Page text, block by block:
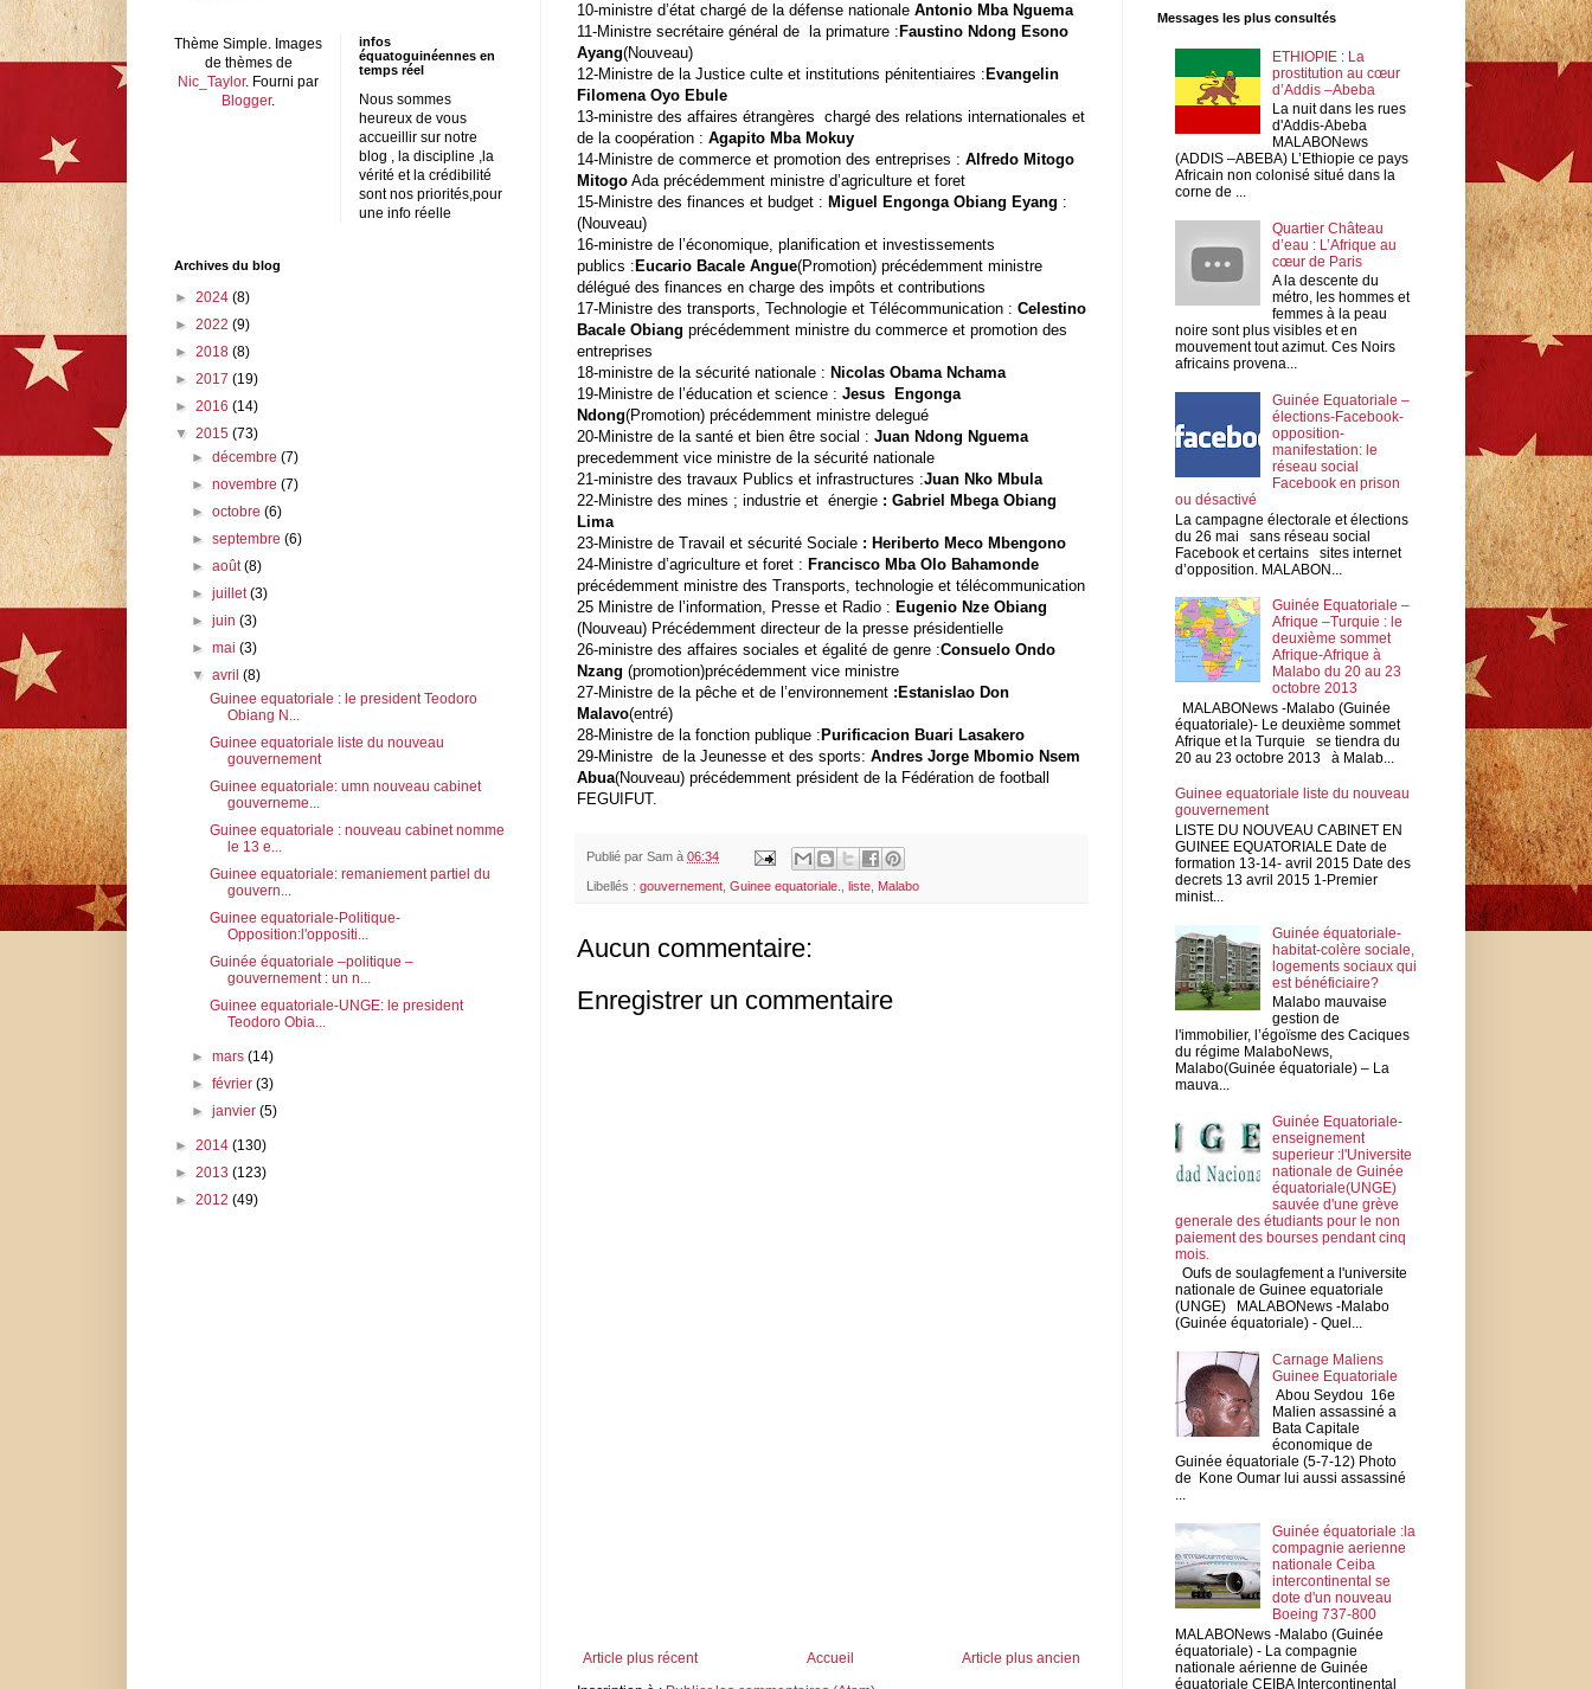
10-ministre d’état chargé de la défense nationale Antonio Mba Nguema
11-Ministre secrétaire général de
la primature : Faustino Ndong Esono
Ayang(Nouveau)
12-Ministre de la Justice culte et institutions pénitentiaires : Evangelin
Filomena Oyo Ebule
13-ministre des affaires étrangères chargé des relations internationales et
de la coopération : Agapito Mba Mokuy
14-Ministre de commerce et promotion des entreprises : Alfredo Mitogo
Mitogo Ada précédemment ministre d’agriculture et foret
15-Ministre des finances et budget : Miguel Engonga Obiang Eyang :
(Nouveau)
16-ministre de l’économique, planification et investissements
publics : Eucario Bacale Angue(Promotion) précédemment ministre
délégué des finances en charge des impôts et contributions
17-Ministre des transports, Technologie et Télécommunication : Celestino
Bacale Obiang précédemment ministre du commerce et promotion des
entreprises
18-ministre de la sécurité nationale : Nicolas Obama Nchama
19-Ministre de l’éducation et science : Jesus
Engonga
Ndong(Promotion) précédemment ministre delegué
20-Ministre de la santé et bien être social : Juan Ndong Nguema
precedemment vice ministre de la sécurité nationale
21-ministre des travaux Publics et infrastructures :Juan Nko Mbula
22-Ministre des mines ; industrie et énergie : Gabriel Mbega Obiang
Lima
23-Ministre de Travail et sécurité Sociale : Heriberto Meco Mbengono
24-Ministre d’agriculture et foret : Francisco Mba Olo Bahamonde
précédemment ministre des Transports, technologie et télécommunication
25 Ministre de l’information, Presse et Radio : Eugenio Nze Obiang
(Nouveau) Précédemment directeur de la presse présidentielle
26-ministre des affaires sociales et égalité de genre :Consuelo Ondo
Nzang (promotion)précédemment vice ministre
27-Ministre de la pêche et de l’environnement :Estanislao Don
Malavo(entré)
28-Ministre de la fonction publique : Purificacion Buari Lasakero
29-Ministre de la Jeunesse et des sports: Andres Jorge Mbomio Nsem
Abua(Nouveau) précédemment président de la Fédération de football
FEGUIFUT.
Publié par Sam à 06:34
Libellés : gouvernement Guinee equatoriale. liste Malabo
Aucun commentaire:
Enregistrer un commentaire
Article plus récent Article plus ancien
Accueil
Thème Simple. Images
de thèmes de
Nic_Taylor. Fourni par
Blogger.
infos
équatoguinéennes en
temps réel
Nous sommes
heureux de vous
accueillir sur notre
blog , la discipline ,la
vérité et la crédibilité
sont nos priorités,pour
une info réelle
Archives du blog
► 2024 (8)
► 2022 (9)
► 2018 (8)
► 2017 (19)
► 2016 (14)
▼ 2015 (73)
►décembre(7)
►novembre(7)
►octobre(6)
►septembre(6)
►août(8)
►juillet(3)
►juin(3)
►mai(3)
▼avril(8)
Guinee equatoriale : le president Teodoro
Obiang N...
Guinee equatoriale liste du nouveau
gouvernement
Guinee equatoriale: umn nouveau cabinet
gouverneme...
Guinee equatoriale : nouveau cabinet nomme
le 13 e...
Guinee equatoriale: remaniement partiel du
gouvern...
Guinee equatoriale-Politique-
Opposition:l'oppositi...
Guinée équatoriale –politique –
gouvernement : un n...
Guinee equatoriale-UNGE: le president
Teodoro Obia...
►mars(14)
►février(3)
►janvier(5)
► 2014 (130)
► 2013 (123)
► 2012 (49)
Messages les plus consultés
ETHIOPIE : La
prostitution au cœur
d’Addis –Abeba
La nuit dans les rues
d'Addis-Abeba
MALABONews
(ADDIS –ABEBA) L’Ethiopie ce pays
Africain non colonisé situé dans la
corne de ...
Quartier Château
d’eau : L’Afrique au
cœur de Paris
A la descente du
métro, les hommes et
femmes à la peau
noire sont plus visibles et en
mouvement tout azimut. Ces Noirs
africains provena...
Guinée Equatoriale –
élections-Facebook-
opposition-
manifestation: le
réseau social
Facebook en prison
ou désactivé
La campagne électorale et élections
du 26 mai sans réseau social
Facebook et certains sites internet
d’opposition. MALABON...
Guinée Equatoriale –
Afrique –Turquie : le
deuxième sommet
Afrique-Afrique à
Malabo du 20 au 23
octobre 2013
MALABONews -Malabo (Guinée
équatoriale)- Le deuxième sommet
Afrique et la Turquie se tiendra du
20 au 23 octobre 2013 à Malab...
Guinee equatoriale liste du nouveau
gouvernement
LISTE DU NOUVEAU CABINET EN
GUINEE EQUATORIALE Date de
formation 13-14- avril 2015 Date des
decrets 13 avril 2015 1-Premier
minist...
Guinée équatoriale-
habitat-colère sociale,
logements sociaux qui
est bénéficiaire?
Malabo mauvaise
gestion de
l'immobilier, l’égoïsme des Caciques
du régime MalaboNews,
Malabo(Guinée équatoriale) – La
mauva...
Guinée Equatoriale-
enseignement
superieur :l'Universite
nationale de Guinée
équatoriale(UNGE)
sauvée d'une grève
generale des étudiants pour le non
paiement des bourses pendant cinq
mois.
Oufs de soulagfement a l'universite
nationale de Guinee equatoriale
(UNGE) MALABONews -Malabo
(Guinée équatoriale) - Quel...
Carnage Maliens
Guinee Equatoriale
Abou Seydou 16e
Malien assassiné a
Bata Capitale
économique de
Guinée équatoriale (5-7-12) Photo
de Kone Oumar lui aussi assassiné
...
Guinée équatoriale :la
compagnie aerienne
nationale Ceiba
intercontinental se
dote d'un nouveau
Boeing 737-800
MALABONews -Malabo (Guinée
équatoriale) - La compagnie
nationale aérienne de Guinée
équatoriale CEIBA Intercontinental